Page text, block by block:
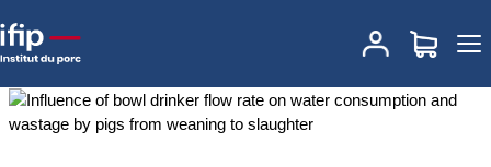
Accueil
Influence of bowl drinker flow rate on
water consumption and wastage by pigs from weaning to